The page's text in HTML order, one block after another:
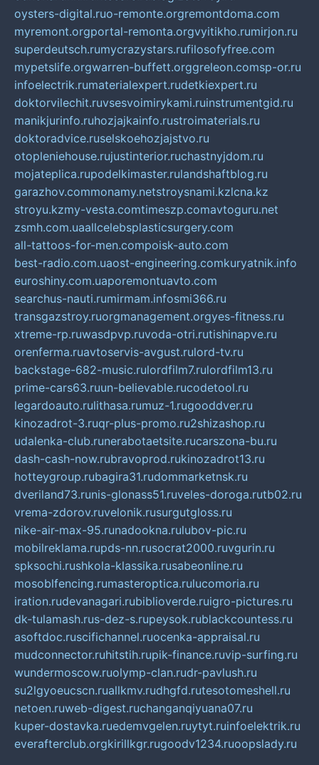
oysters-digital.ruo-remonte.orgremontdoma.com
myremont.orgportal-remonta.orgvyitikho.rumirjon.ru
superdeutsch.rumycrazystars.rufilosofyfree.com
mypetslife.orgwarren-buffett.orggreleon.comsp-or.ru
infoelectrik.rumaterialexpert.rudetkiexpert.ru
doktorvilechit.ruvsesvoimirykami.ruinstrumentgid.ru
manikjurinfo.ruhozjajkainfo.rustroimaterials.ru
doktoradvice.ruselskoehozjajstvo.ru
otopleniehouse.rujustinterior.ruchastnyjdom.ru
mojateplica.rupodelkimaster.rulandshaftblog.ru
garazhov.commonamy.netstroysnami.kzlcna.kz
stroyu.kzmy-vesta.comtimeszp.comavtoguru.net
zsmh.com.uaallcelebsplasticsurgery.com
all-tattoos-for-men.compoisk-auto.com
best-radio.com.uaost-engineering.comkuryatnik.info
euroshiny.com.uaporemontuavto.com
searchus-nauti.rumirmam.infosmi366.ru
transgazstroy.ruorgmanagement.orgyes-fitness.ru
xtreme-rp.ruwasdpvp.ruvoda-otri.rutishinapve.ru
orenferma.ruavtoservis-avgust.rulord-tv.ru
backstage-682-music.rulordfilm7.rulordfilm13.ru
prime-cars63.ruun-believable.rucodetool.ru
legardoauto.rulithasa.rumuz-1.rugooddver.ru
kinozadrot-3.ruqr-plus-promo.ru2shizashop.ru
udalenka-club.runerabotaetsite.rucarszona-bu.ru
dash-cash-now.rubravoprod.rukinozadrot13.ru
hotteygroup.rubagira31.rudommarketnsk.ru
dveriland73.runis-glonass51.ruveles-doroga.rutb02.ru
vrema-zdorov.ruvelonik.rusurgutgloss.ru
nike-air-max-95.runadookna.rulubov-pic.ru
mobilreklama.rupds-nn.rusocrat2000.ruvgurin.ru
spksochi.rushkola-klassika.rusabeonline.ru
mosoblfencing.rumasteroptica.rulucomoria.ru
iration.rudevanagari.rubiblioverde.ruigro-pictures.ru
dk-tulamash.rus-dez-s.rupeysok.rublackcountess.ru
asoftdoc.ruscifichannel.ruocenka-appraisal.ru
mudconnector.ruhitstih.rupik-finance.ruvip-surfing.ru
wundermoscow.ruolymp-clan.rudr-pavlush.ru
su2lgyoeucscn.ruallkmv.rudhgfd.rutesotomeshell.ru
netoen.ruweb-digest.ruchanganqiyuana07.ru
kuper-dostavka.ruedemvgelen.ruytyt.ruinfoelektrik.ru
everafterclub.orgkirillkgr.rugoodv1234.ruoopslady.ru